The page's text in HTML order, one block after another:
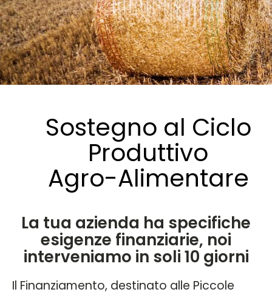
Sostegno al Ciclo
Produttivo
Agro-Alimentare
La tua azienda ha specifiche
esigenze finanziarie, noi
interveniamo in soli 10 giorni
Il Finanziamento, destinato alle Piccole